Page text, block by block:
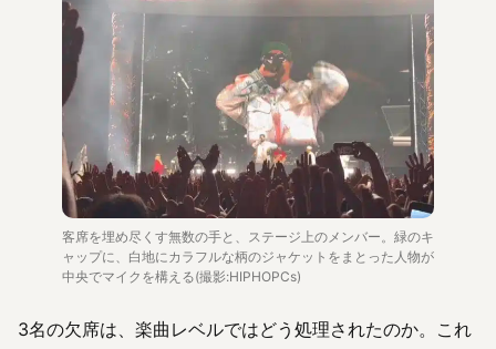
客席を埋め尽くす無数の手と、ステージ上のメンバー。緑のキ
ャップに、白地にカラフルな柄のジャケットをまとった人物が
中央でマイクを構える(撮影:HIPHOPCs)
3名の欠席は、楽曲レベルではどう処理されたのか。これ